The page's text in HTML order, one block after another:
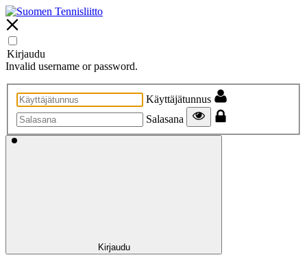
Kirjaudu
Invalid username or password.
Käyttäjätunnus
Salasana
Kirjaudu